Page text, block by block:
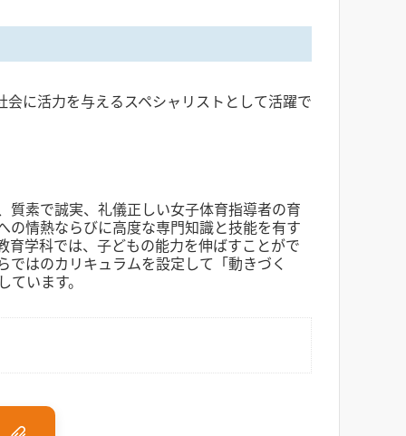
に活力を与えるスペシャリストとして活躍で
質素で誠実、礼儀正しい女子体育指導者の育
の情熱ならびに高度な専門知識と技能を有す
学科では、子どもの能力を伸ばすことがで
はのカリキュラムを設定して「動きづく
います。